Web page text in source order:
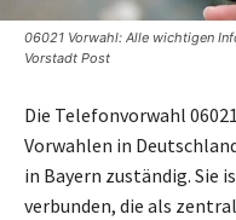
06021 Vorwahl: Alle wichtigen
Vorstadt Post
Die Telefonvorwahl
Vorwahlen in
in Bayern zuständig. Sie
verbunden, die als